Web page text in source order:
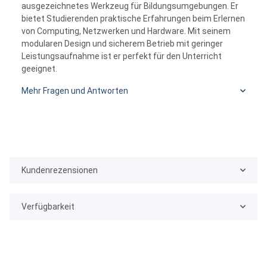
ausgezeichnetes Werkzeug für Bildungsumgebungen. Er
bietet Studierenden praktische Erfahrungen beim Erlernen
von Computing, Netzwerken und Hardware. Mit seinem
modularen Design und sicherem Betrieb mit geringer
Leistungsaufnahme ist er perfekt für den Unterricht
geeignet.
Mehr Fragen und Antworten
Kundenrezensionen
Verfügbarkeit